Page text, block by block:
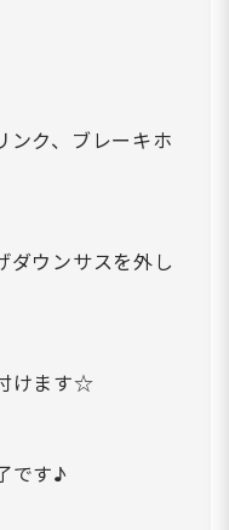
ンク、ブレーキホ
ダウンサスを外し
けます☆
です♪